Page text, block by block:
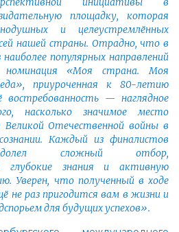
площадку, которая
и целеустремлённых
нашей страны. Отрадно, что в
популярных направлений
номинация «Моя страна. Моя
приуроченная к 80-летию
востребованность — наглядное
насколько значимое место
Отечественной войны в
Каждый из финалистов
сложный отбор,
глубокие знания и активную
Уверен, что полученный в ходе
не раз пригодится вам в жизни и
для будущих успехов».